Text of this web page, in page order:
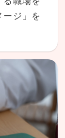
ージ」を